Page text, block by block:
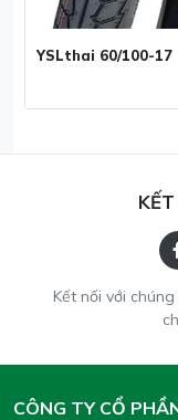
YSLthai 60/100-17
Kết nối với
CÔNG TY CỔ